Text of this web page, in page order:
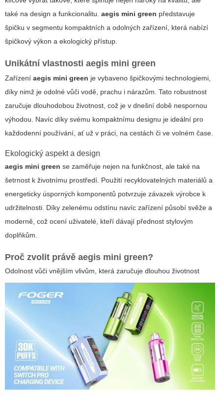
také na design a funkcionalitu. aegis mini green představuje
špičku v segmentu kompaktních a odolných zařízení, která nabízí
špičkový výkon a ekologický přístup.
Unikátní vlastnosti aegis mini green
Zařízení aegis mini green je vybaveno špičkovými technologiemi,
díky nimž je odolné vůči vodě, prachu i nárazům. Tato robustnost
zaručuje dlouhodobou životnost, což je v dnešní době nespornou
výhodou. Navíc díky svému kompaktnímu designu je ideální pro
každodenní používání, ať už v práci, na cestách či ve volném čase.
Ekologický aspekt a design
aegis mini green se zaměřuje nejen na funkčnost, ale také na
šetrnost k životnímu prostředí. Použití recyklovatelných materiálů a
energeticky úsporných komponentů potvrzuje závazek výrobce k
udržitelnosti. Díky zelenému odstínu navíc zařízení působí svěže a
moderně, což ocení uživatelé, kteří dávají přednost stylovým
doplňkům.
Proč zvolit právě aegis mini green?
Odolnost vůči vnějším vlivům, která zaručuje dlouhou životnost